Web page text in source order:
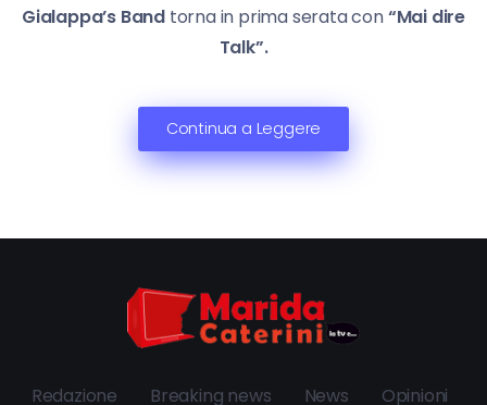
Gialappa’s Band torna in prima serata con“Mai dire
Talk”.
Continua a Leggere
Redazione Breaking news News Opinioni